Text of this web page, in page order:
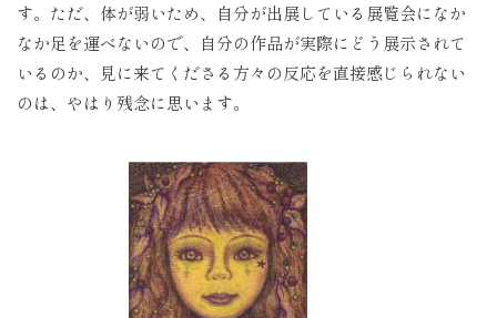
す。ただ、体が弱いため、自分が出展している展覧会になか
なか足を運べないので、自分の作品が実際にどう展示されて
いるのか、見に来てくださる方々の反応を直接感じられない
のは、やはり残念に思います。